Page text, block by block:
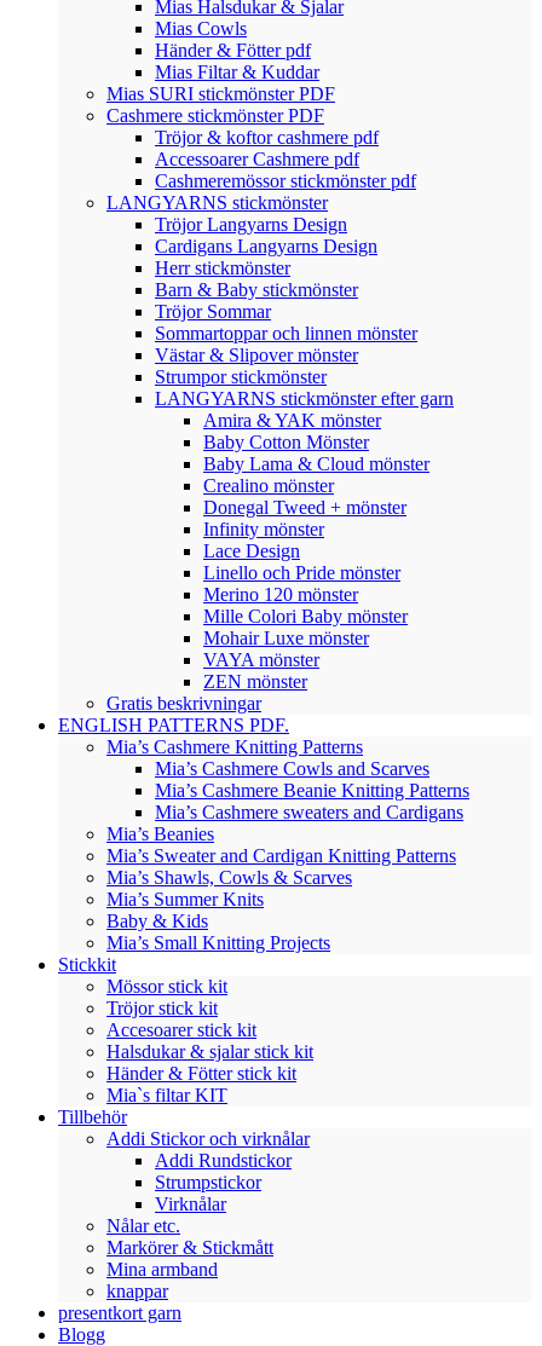
Mias Halsdukar & Sjalar
Mias Cowls
Händer & Fötter pdf
Mias Filtar & Kuddar
Mias SURI stickmönster PDF
Cashmere stickmönster PDF
Tröjor & koftor cashmere pdf
Accessoarer Cashmere pdf
Cashmeremössor stickmönster pdf
LANGYARNS stickmönster
Tröjor Langyarns Design
Cardigans Langyarns Design
Herr stickmönster
Barn & Baby stickmönster
Tröjor Sommar
Sommartoppar och linnen mönster
Västar & Slipover mönster
Strumpor stickmönster
LANGYARNS stickmönster efter garn
Amira & YAK mönster
Baby Cotton Mönster
Baby Lama & Cloud mönster
Crealino mönster
Donegal Tweed + mönster
Infinity mönster
Lace Design
Linello och Pride mönster
Merino 120 mönster
Mille Colori Baby mönster
Mohair Luxe mönster
VAYA mönster
ZEN mönster
Gratis beskrivningar
ENGLISH PATTERNS PDF.
Mia’s Cashmere Knitting Patterns
Mia’s Cashmere Cowls and Scarves
Mia’s Cashmere Beanie Knitting Patterns
Mia’s Cashmere sweaters and Cardigans
Mia’s Beanies
Mia’s Sweater and Cardigan Knitting Patterns
Mia’s Shawls, Cowls & Scarves
Mia’s Summer Knits
Baby & Kids
Mia’s Small Knitting Projects
Stickkit
Mössor stick kit
Tröjor stick kit
Accesoarer stick kit
Halsdukar & sjalar stick kit
Händer & Fötter stick kit
Mia`s filtar KIT
Tillbehör
Addi Stickor och virknålar
Addi Rundstickor
Strumpstickor
Virknålar
Nålar etc.
Markörer & Stickmått
Mina armband
knappar
presentkort garn
Blogg